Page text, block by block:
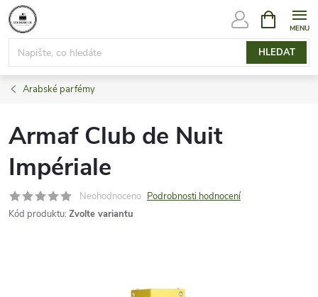
Přejít
na
obsah
HLEDAT
NÁKUPNÍ
KOŠÍK
Arabské parfémy
Armaf Club de Nuit
Impériale
Neohodnoceno Podrobnosti hodnocení
Kód produktu: Zvolte variantu